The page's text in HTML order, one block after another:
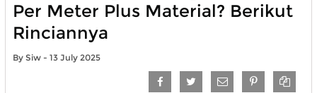
Per Meter Plus Material? Berikut
Rinciannya
By Siw - 13 July 2025